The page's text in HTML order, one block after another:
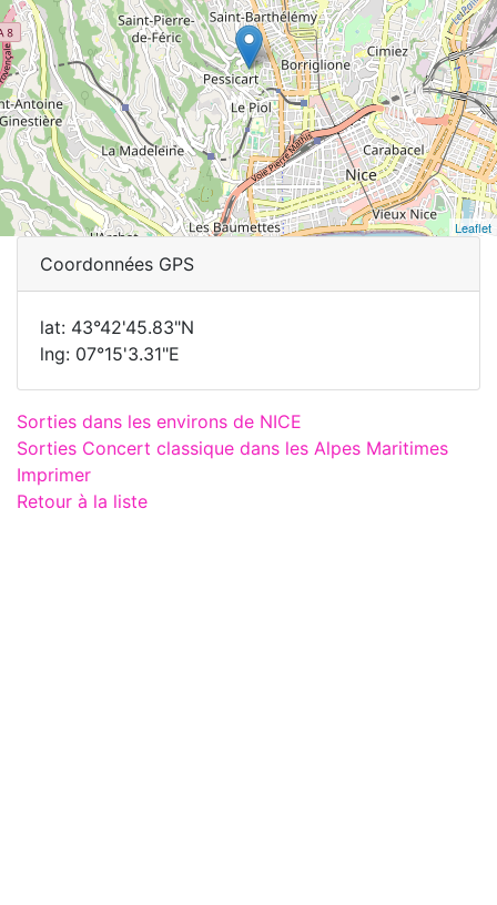
Leaflet
Coordonnées GPS
lat: 43°42'45.83"N
lng: 07°15'3.31"E
Sorties dans les environs de NICE
Sorties Concert classique dans les Alpes Maritimes
Imprimer
Retour à la liste